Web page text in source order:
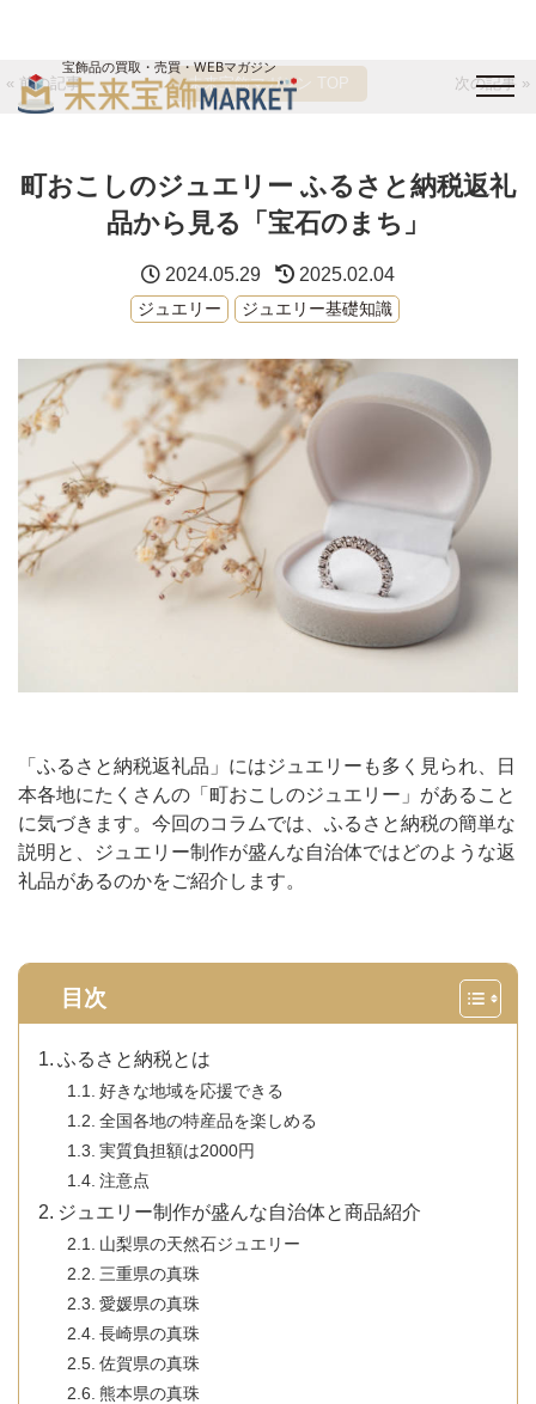
宝飾品の買取・売買・WEBマガジン
未来宝飾マガジン
運営会社
お問い合わせ
サイトマップ
« 前の記事 未来宝飾マガジン TOP 次の記事 »
町おこしのジュエリー ふるさと納税返礼
品から見る「宝石のまち」
2024.05.29 2025.02.04
ジュエリー ジュエリー基礎知識
「ふるさと納税返礼品」にはジュエリーも多く見られ、日
本各地にたくさんの「町おこしのジュエリー」があること
に気づきます。今回のコラムでは、ふるさと納税の簡単な
説明と、ジュエリー制作が盛んな自治体ではどのような返
礼品があるのかをご紹介します。
目次
ふるさと納税とは
好きな地域を応援できる
全国各地の特産品を楽しめる
実質負担額は2000円
注意点
ジュエリー制作が盛んな自治体と商品紹介
山梨県の天然石ジュエリー
三重県の真珠
愛媛県の真珠
長崎県の真珠
佐賀県の真珠
熊本県の真珠